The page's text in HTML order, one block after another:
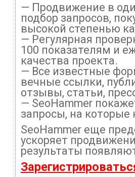
— Продвижение в
подбор запросов,
высокой степенью
— Регулярная
100 показателям и
качества проекта.
— Все известные
вечные ссылки,
отзывы, статьи,
— SeoHammer
запросы, на
SeoHammer еще
ускоряет
результаты